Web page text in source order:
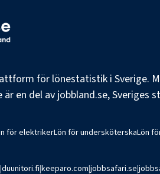
för lönestatistik i Sverige.
är en del av jobbland.se,
för elektrikerLön för undersköterskaLön
|duunitori.fi|keeparo.com|jobbsafari.se|